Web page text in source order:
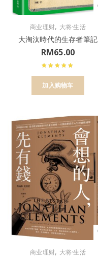
商业理财, 大将·生活
大淘汰時代的生存者筆記
RM65.00
加入购物车
商业理财, 大将·生活